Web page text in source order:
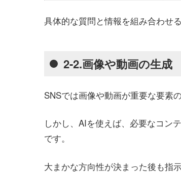
具体的な質問と情報を組み合わせ
2-2.画像や動画の生成
SNSでは画像や動画が重要な要素
しかし、AIを使えば、必要なコン
です。
大まかな方向性が決まった後も指